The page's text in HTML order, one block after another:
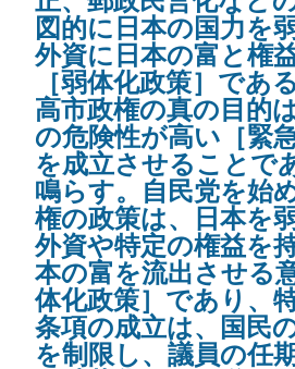
図的に日本の国力を
外資に日本の富と権
［弱体化政策］であ
高市政権の真の目的
の危険性が高い［緊
を成立させることで
鳴らす。自民党を始
権の政策は、日本を
外資や特定の権益を
本の富を流出させる
体化政策］であり、
条項の成立は、国民
を制限し、議員の任